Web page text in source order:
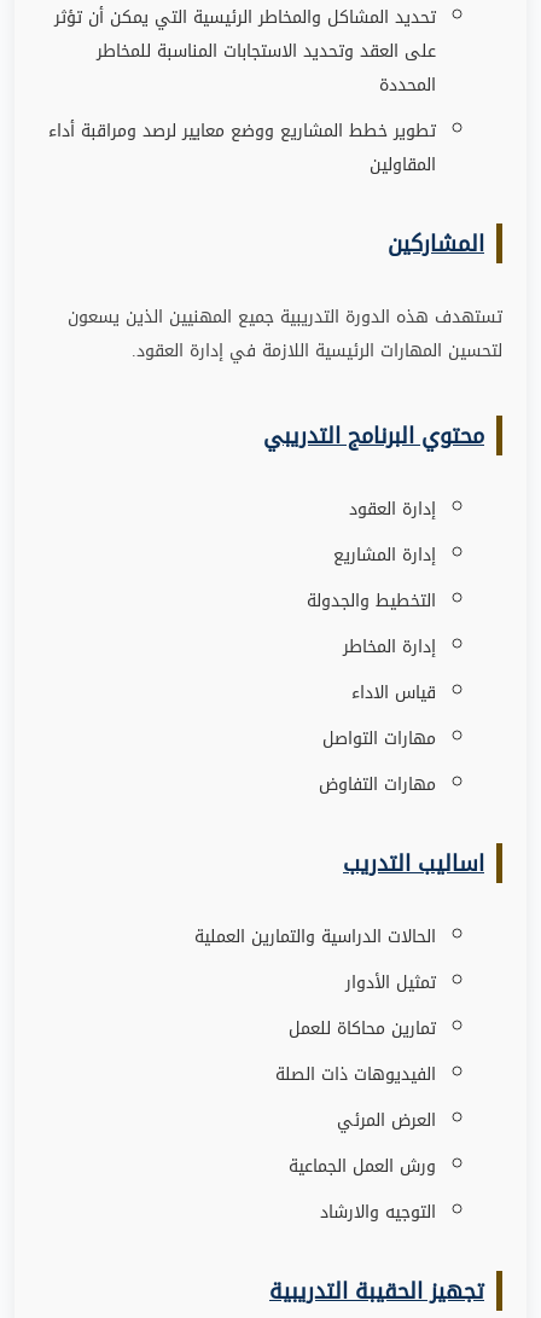
تحديد المشاكل والمخاطر الرئيسية التي يمكن أن تؤثر
على العقد وتحديد الاستجابات المناسبة للمخاطر
المحددة
تطوير خطط المشاريع ووضع معايير لرصد ومراقبة أداء
المقاولين
المشاركين
تستهدف هذه الدورة التدريبية جميع المهنيين الذين يسعون
لتحسين المهارات الرئيسية اللازمة في إدارة العقود.
محتوي البرنامج التدريبي
إدارة العقود
إدارة المشاريع
التخطيط والجدولة
إدارة المخاطر
قياس الاداء
مهارات التواصل
مهارات التفاوض
اساليب التدريب
الحالات الدراسية والتمارين العملية
تمثيل الأدوار
تمارين محاكاة للعمل
الفيديوهات ذات الصلة
العرض المرئي
ورش العمل الجماعية
التوجيه والارشاد
تجهيز الحقيبة التدريبية